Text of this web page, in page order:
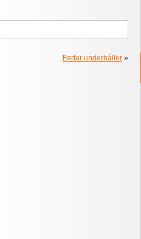
Farfar underhåller »